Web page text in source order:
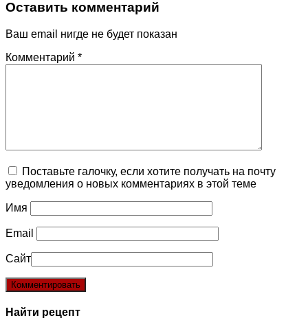
Оставить комментарий
Ваш email нигде не будет показан
Комментарий *
Поставьте галочку, если хотите получать на почту
уведомления о новых комментариях в этой теме
Имя
Email
Сайт
Найти рецепт